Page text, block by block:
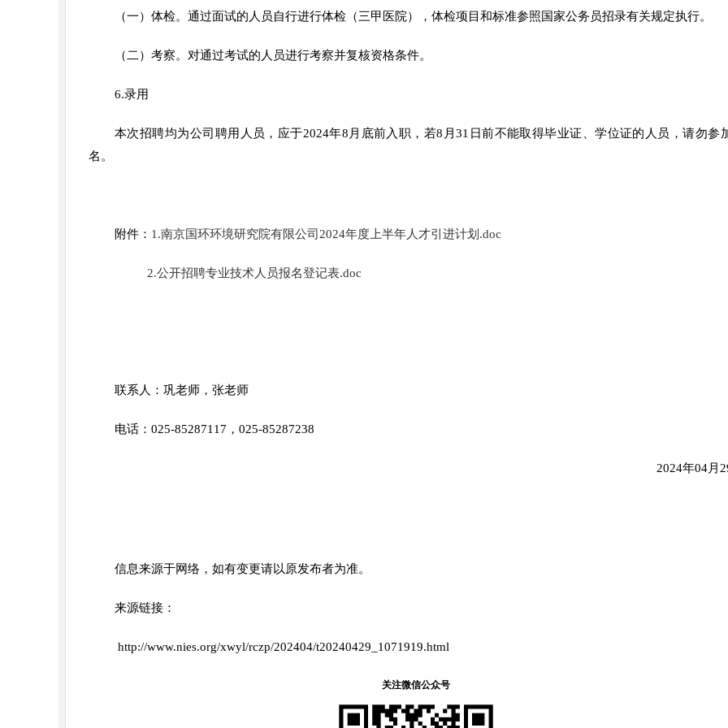
（一）体检。通过面试的人员自行进行体检（三甲医院），体检项目和标准参照国家公务员招录有关规定执行。
（二）考察。对通过考试的人员进行考察并复核资格条件。
6.录用
本次招聘均为公司聘用人员，应于2024年8月底前入职，若8月31日前不能取得毕业证、学位证的人员，请勿参
名。
附件： 1.南京国环环境研究院有限公司2024年度上半年人才引进计划.doc
2.公开招聘专业技术人员报名登记表.doc
联系人：巩老师 ，张老师
电话：025-85287117，025-85287238
2024年04月29
信息来源于网络，如有变更请以原发布者为准。
来源链接：
http://www.nies.org/xwyl/rczp/202404/t20240429_1071919.html
关注微信公众号